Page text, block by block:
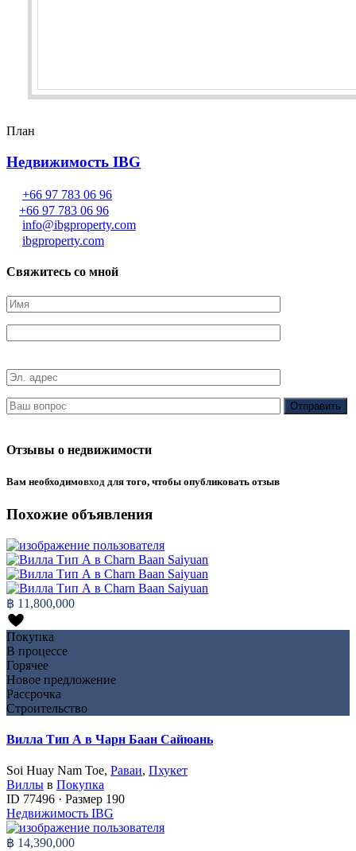
План
Недвижимость IBG
+66 97 783 06 96
+66 97 783 06 96
info@ibgproperty.com
ibgproperty.com
Свяжитесь со мной
Отзывы о недвижимости
Вам необходимовход для того, чтобы опубликовать отзыв
Похожие объявления
฿ 11,800,000
Покупка
В процессе
Горячее
Новое предложение
Рассрочка
Строительство
Вилла Тип А в Чарн Баан Сайюань
Soi Huay Nam Toe, Раваи, Пхукет
Виллы в Покупка
ID 77496 · Размер 190
Недвижимость IBG
฿ 14,390,000